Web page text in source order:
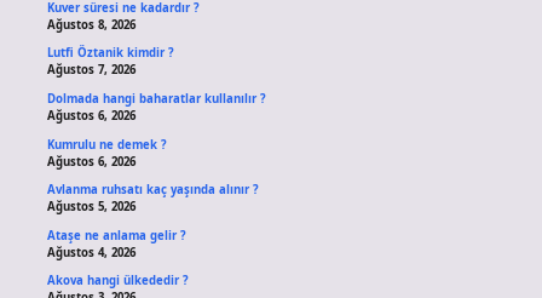
Kuver süresi ne kadardır ?
Ağustos 8, 2026
Lutfi Öztanik kimdir ?
Ağustos 7, 2026
Dolmada hangi baharatlar kullanılır ?
Ağustos 6, 2026
Kumrulu ne demek ?
Ağustos 6, 2026
Avlanma ruhsatı kaç yaşında alınır ?
Ağustos 5, 2026
Ataşe ne anlama gelir ?
Ağustos 4, 2026
Akova hangi ülkededir ?